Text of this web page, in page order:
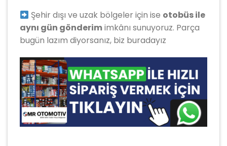
Şehir dışı ve uzak bölgeler için ise otobüs ile
aynı gün gönderimimkânı sunuyoruz. Parça
bugün lazım diyorsanız, biz buradayız